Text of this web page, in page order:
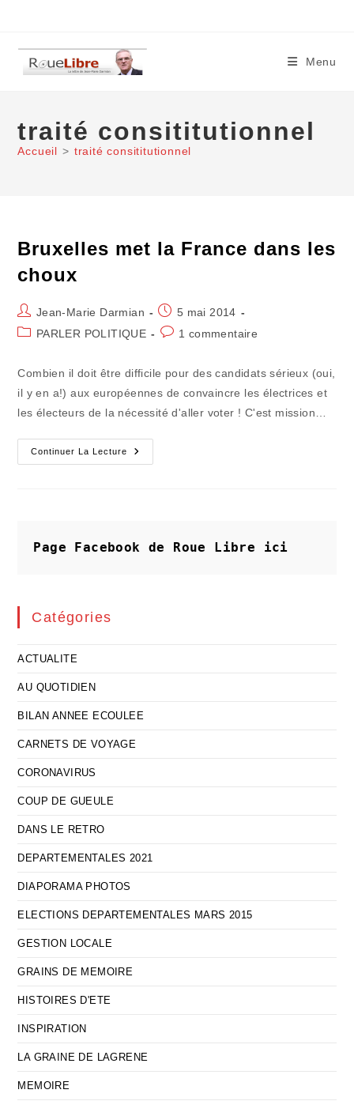
content
Menu
traité consititutionnel
Accueil > traité consititutionnel
Bruxelles met la France dans les
choux
Auteur/autrice
de
Jean-Marie Darmian
Publication
publiée :
5 mai 2014
PostPARLER POLITIQUE
Commentaires
publication :
1 commentaire
Combien il doit être difficile pour des candidats sérieux (oui,
il y en a!) aux européennes de convaincre les électrices et
les électeurs de la nécessité d'aller voter ! C'est mission…
Continuer La Lecture
Bruxelles
Met
Page Facebook de Roue Libre ici
Catégories
ACTUALITE
AU QUOTIDIEN
BILAN ANNEE ECOULEE
CARNETS DE VOYAGE
CORONAVIRUS
COUP DE GUEULE
DANS LE RETRO
DEPARTEMENTALES 2021
DIAPORAMA PHOTOS
ELECTIONS DEPARTEMENTALES MARS 2015
GESTION LOCALE
GRAINS DE MEMOIRE
HISTOIRES D'ETE
INSPIRATION
LA GRAINE DE LAGRENE
MEMOIRE